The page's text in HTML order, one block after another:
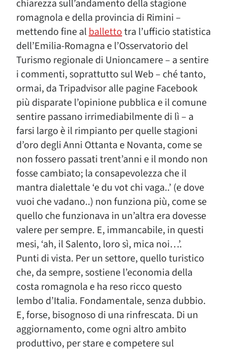
chiarezza sull’andamento della stagione
romagnola e della provincia di Rimini –
mettendo fine alballettotra l’ufficio statistica
dell’Emilia-Romagna e l’Osservatorio del
Turismo regionale di Unioncamere – a sentire
i commenti, soprattutto sul Web – ché tanto,
ormai, da Tripadvisor alle pagine Facebook
più disparate l’opinione pubblica e il comune
sentire passano irrimediabilmente di lì – a
farsi largo è il rimpianto per quelle stagioni
d’oro degli Anni Ottanta e Novanta, come se
non fossero passati trent’anni e il mondo non
fosse cambiato; la consapevolezza che il
mantra dialettale ‘e du vot chi vaga..’ (e dove
vuoi che vadano..) non funziona più, come se
quello che funzionava in un’altra era dovesse
valere per sempre. E, immancabile, in questi
mesi, ‘ah, il Salento, loro sì, mica noi…’.
Punti di vista. Per un settore, quello turistico
che, da sempre, sostiene l’economia della
costa romagnola e ha reso ricco questo
lembo d’Italia. Fondamentale, senza dubbio.
E, forse, bisognoso di una rinfrescata. Di un
aggiornamento, come ogni altro ambito
produttivo, per stare e competere sul